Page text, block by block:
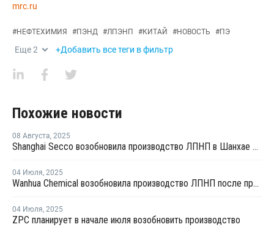
mrc.ru
#НЕФТЕХИМИЯ #ПЭНД #ЛПЭНП #КИТАЙ #НОВОСТЬ #ПЭ
Еще2 +Добавить все теги в фильтр
Похожие новости
08 Августа, 2025
Shanghai Secco возобновила производство ЛПНП в Шанхае после ремонта
04 Июля, 2025
Wanhua Chemical возобновила производство ЛПНП после профилактики
04 Июля, 2025
ZPC планирует в начале июля возобновить производство